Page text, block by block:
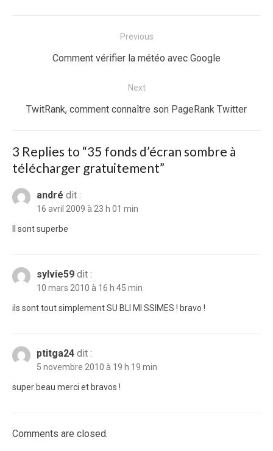
Previous
Previous
Comment vérifier la météo avec Google
Next
Next
TwitRank, comment connaître son PageRank Twitter
3 Replies to “35 fonds d’écran sombre à
télécharger gratuitement”
andré dit :
16 avril 2009 à 23 h 01 min
Il sont superbe
sylvie59 dit :
10 mars 2010 à 16 h 45 min
ils sont tout simplement SU BLI MI SSIMES ! bravo !
ptitga24 dit :
5 novembre 2010 à 19 h 19 min
super beau merci et bravos !
Comments are closed.